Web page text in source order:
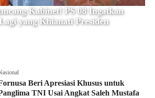
Kabinet! PS 08 Ingatkan
yang Khianati Presiden
Beri Apresiasi Khusus untuk
TNI Usai Angkat Saleh Mustafa